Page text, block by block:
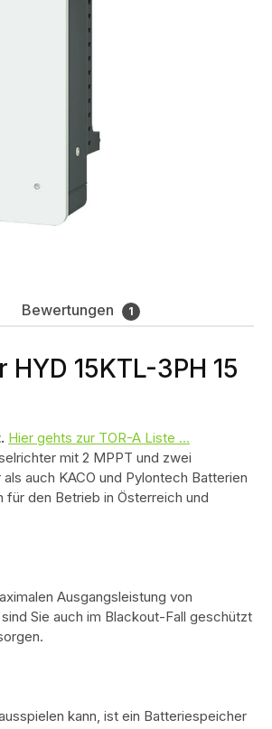
Bewertungen 1
15KTL-3PH 15
Hier gehts zur TOR-A Liste ...
mit 2 MPPT und zwei
auch KACO und Pylontech Batterien
den Betrieb in Österreich und
Ausgangsleistung von
Sie auch im Blackout-Fall geschützt
kann, ist ein Batteriespeicher